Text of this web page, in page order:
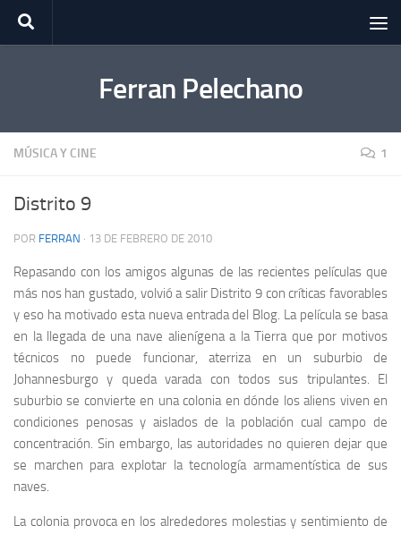
Saltar al contenido
Ferran Pelechano
MÚSICA Y CINE 1
Distrito 9
POR FERRAN · 13 DE FEBRERO DE 2010
Repasando con los amigos algunas de las recientes películas que
más nos han gustado, volvió a salir Distrito 9 con críticas favorables
y eso ha motivado esta nueva entrada del Blog. La película se basa
en la llegada de una nave alienígena a la Tierra que por motivos
técnicos no puede funcionar, aterriza en un suburbio de
Johannesburgo y queda varada con todos sus tripulantes. El
suburbio se convierte en una colonia en dónde los aliens viven en
condiciones penosas y aislados de la población cual campo de
concentración. Sin embargo, las autoridades no quieren dejar que
se marchen para explotar la tecnología armamentística de sus
naves.
La colonia provoca en los alrededores molestias y sentimiento de